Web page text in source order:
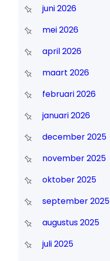
juni 2026
mei 2026
april 2026
maart 2026
februari 2026
januari 2026
december 2025
november 2025
oktober 2025
september 2025
augustus 2025
juli 2025